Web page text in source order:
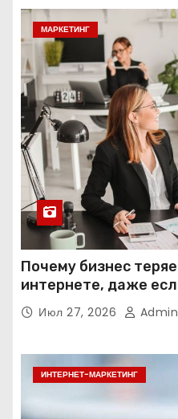
МАРКЕТИНГ
Почему бизнес
интернете, даже
Июл 27, 2026 Admin
ИНТЕРНЕТ-МАРКЕТИНГ